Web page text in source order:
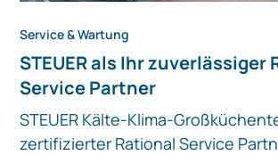
Service & Wartung
STEUER als Ihr zuverlässiger
Service Partner
STEUER Kälte-Klima-
zertifizierter Rational Service